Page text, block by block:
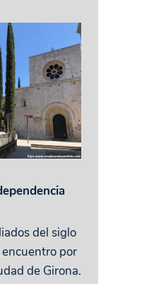
del siglo
por
de Girona.